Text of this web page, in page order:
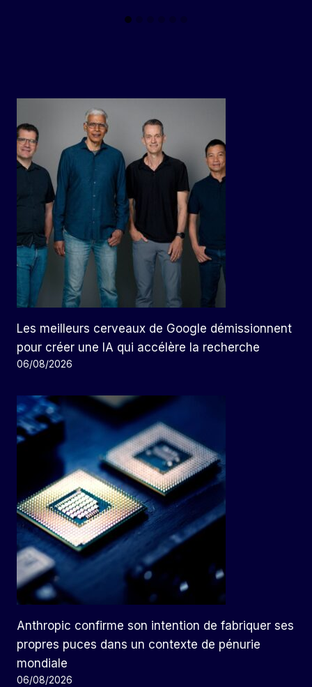
Les meilleurs cerveaux de Google démissionnent
pour créer une IA qui accélère la recherche
06/08/2026
Anthropic confirme son intention de fabriquer ses
propres puces dans un contexte de pénurie
mondiale
06/08/2026